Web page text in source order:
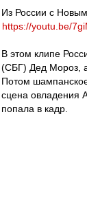
Из России с Новым
https://youtu.be/
В этом клипе
(СБГ) Дед Мороз,
Потом
сцена овладения
попала в кадр.